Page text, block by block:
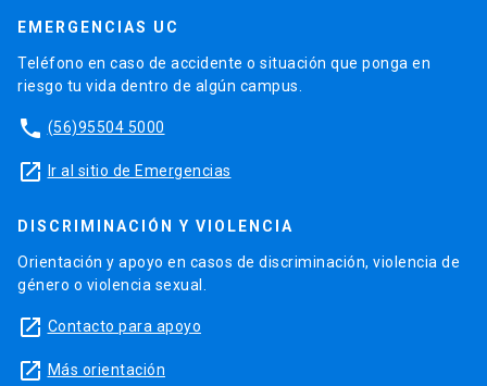
EMERGENCIAS UC
Teléfono en caso de accidente o situación que ponga en
riesgo tu vida dentro de algún campus.
phone (56)95504 5000
launch Ir al sitio de Emergencias
DISCRIMINACIÓN Y VIOLENCIA
Orientación y apoyo en casos de discriminación, violencia de
género o violencia sexual.
launch Contacto para apoyo
launch Más orientación